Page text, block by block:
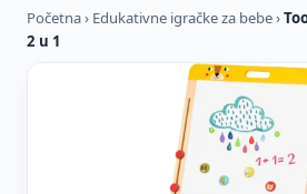
Početna› Edukativne igračke za bebe›
2 u 1